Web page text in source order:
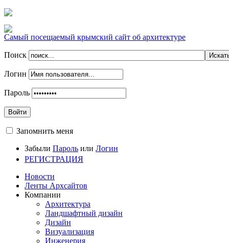
Самый посещаемый крымский сайт об архитектуре
Поиск
Логин
Пароль
Войти
Запомнить меня
Забыли Пароль или Логин
РЕГИСТРАЦИЯ
Новости
Ленты Архсайтов
Компании
Архитектура
Ландшафтный дизайн
Дизайн
Визуализация
Инженерия